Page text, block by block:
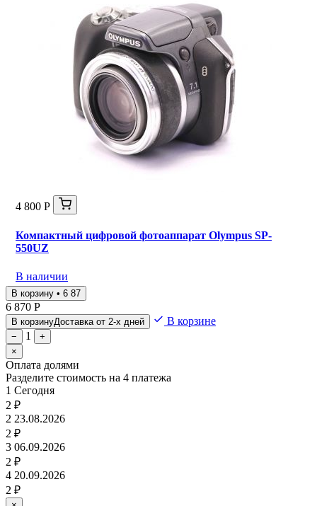
4 800 Р
Компактный цифровой фотоаппарат Olympus SP-
550UZ
В наличии
В корзину • 6 87
6 870 Р
В корзинуДоставка от 2-х дней В корзине
− 1
+
×
Оплата долями
Разделите стоимость на 4 платежа
1 Сегодня
2 ₽
2 23.08.2026
2 ₽
3 06.09.2026
2 ₽
4 20.09.2026
2 ₽